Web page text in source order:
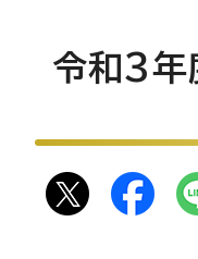
令和3